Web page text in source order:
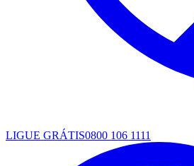
LIGUE GRÁTIS0800 106 1111